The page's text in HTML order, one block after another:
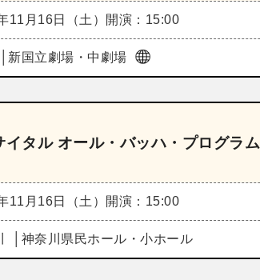
11月16日（土） 開演：15:00
新国立劇場・中劇場
タル オール・バッハ・プログラム
11月16日（土） 開演：15:00
神奈川県民ホール・小ホール